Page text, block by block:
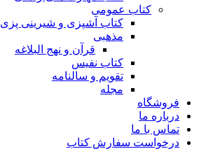
کتاب عمومی
کتاب آشپزی و شیرینی پزی
مذهبی
قرآن و نهج البلاغه
کتاب نفیس
تقویم و سالنامه
مجله
فروشگاه
درباره ما
تماس با ما
درخواست سفارش کتاب